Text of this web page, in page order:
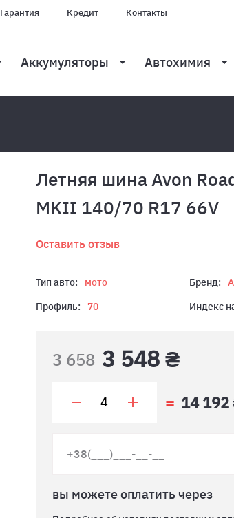
Гарантия Кредит Контакты
Аккумуляторы Автохимия
Летняя шина Avon
MKII 140/70 R17 66V
Оставить отзыв
Тип авто: мото Бренд:
Профиль:
70 Индекс
3 658 3 548 ₴
14 192
вы можете оплатить через